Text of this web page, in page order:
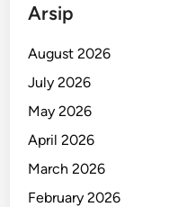
n
d
s
i
n
a
Arsip
August 2026
July 2026
May 2026
April 2026
March 2026
February 2026